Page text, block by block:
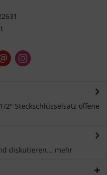
2" Steckschlüsselsatz offene
diskutieren... mehr